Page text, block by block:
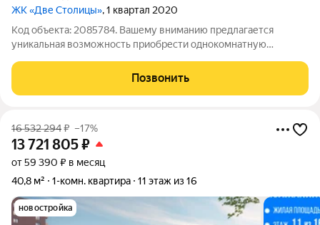
ЖК «Две Столицы», 1 квартал 2020
Код объекта: 2085784. Вашему вниманию предлагается
уникальная возможность приобрести однокомнатную
комфортное жильё в современном доме.
Позвонить
16 532 294₽ –17%
13 721 805₽
от 59 390 ₽ в месяц
40,8 м²
1-комн. квартира 11 этаж из 16
новостройка